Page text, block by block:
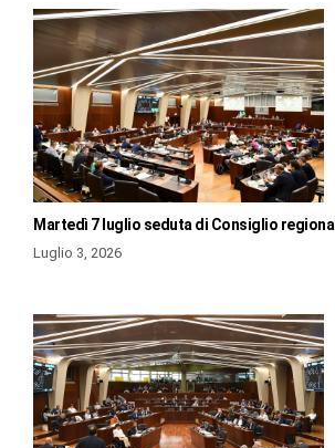
Martedì 7 luglio seduta di Consiglio
Luglio 3, 2026